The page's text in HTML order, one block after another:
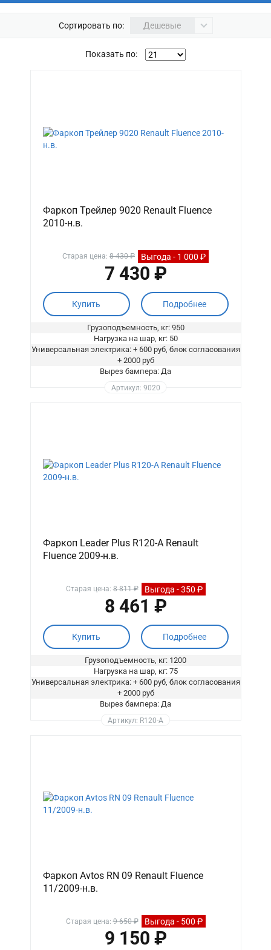
Сортировать по: Дешевые
Показать по:
Фаркоп Трейлер 9020 Renault Fluence
2010-н.в.
Старая цена: 8 430 ₽ Выгода - 1 000 ₽
7 430 ₽
Купить Подробнее
Грузоподъемность, кг: 950
Нагрузка на шар, кг: 50
Универсальная электрика: + 600 руб, блок согласования
+ 2000 руб
Вырез бампера: Да
Артикул: 9020
Фаркоп Leader Plus R120-A Renault
Fluence 2009-н.в.
Старая цена:8 811 ₽ Выгода - 350 ₽
8 461 ₽
Купить Подробнее
Грузоподъемность, кг: 1200
Нагрузка на шар, кг: 75
Универсальная электрика: + 600 руб, блок согласования
+ 2000 руб
Вырез бампера: Да
Артикул: R120-A
Фаркоп Avtos RN 09 Renault Fluence
11/2009-н.в.
Старая цена:9 650 ₽ Выгода - 500 ₽
9 150 ₽